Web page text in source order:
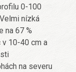
0-100
nízká
na 67 %
v 10-40 cm a
na severu